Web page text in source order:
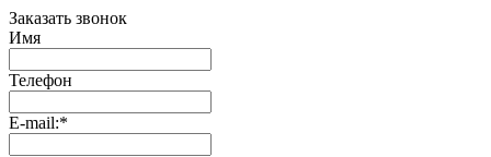
Заказать звонок
Имя
Телефон
E-mail:*